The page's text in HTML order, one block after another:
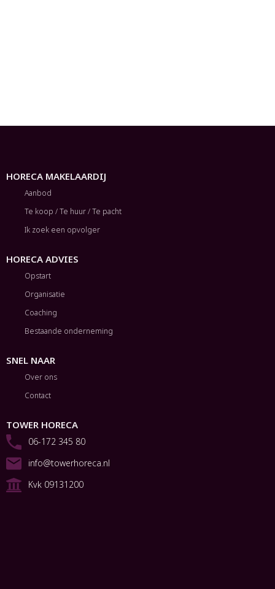
HORECA MAKELAARDIJ
Aanbod
Te koop / Te huur / Te pacht
Ik zoek een opvolger
HORECA ADVIES
Opstart
Organisatie
Coaching
Bestaande onderneming
SNEL NAAR
Over ons
Contact
TOWER HORECA
06-172 345 80
info@towerhoreca.nl
Kvk 09131200